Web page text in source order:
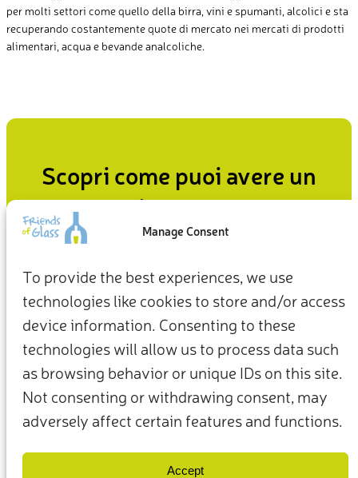
Manage Consent
To provide the best experiences, we use
technologies like cookies to store and/or access
device information. Consenting to these
technologies will allow us to process data such
as browsing behavior or unique IDs on this site.
Not consenting or withdrawing consent, may
adversely affect certain features and functions.
Accept
per molti settori come quello della birra, vini e spumanti, alcolici e sta
recuperando costantemente quote di mercato nei mercati di prodotti
alimentari, acqua e bevande analcoliche.
Scopri come puoi avere un
impatto
Dal modo in cui viviamo in casa al modo in cui ci
quotidiane possono essere il punto di partenza per un
futuro più sostenibile.
Fai la tua parte ora
Contattaci